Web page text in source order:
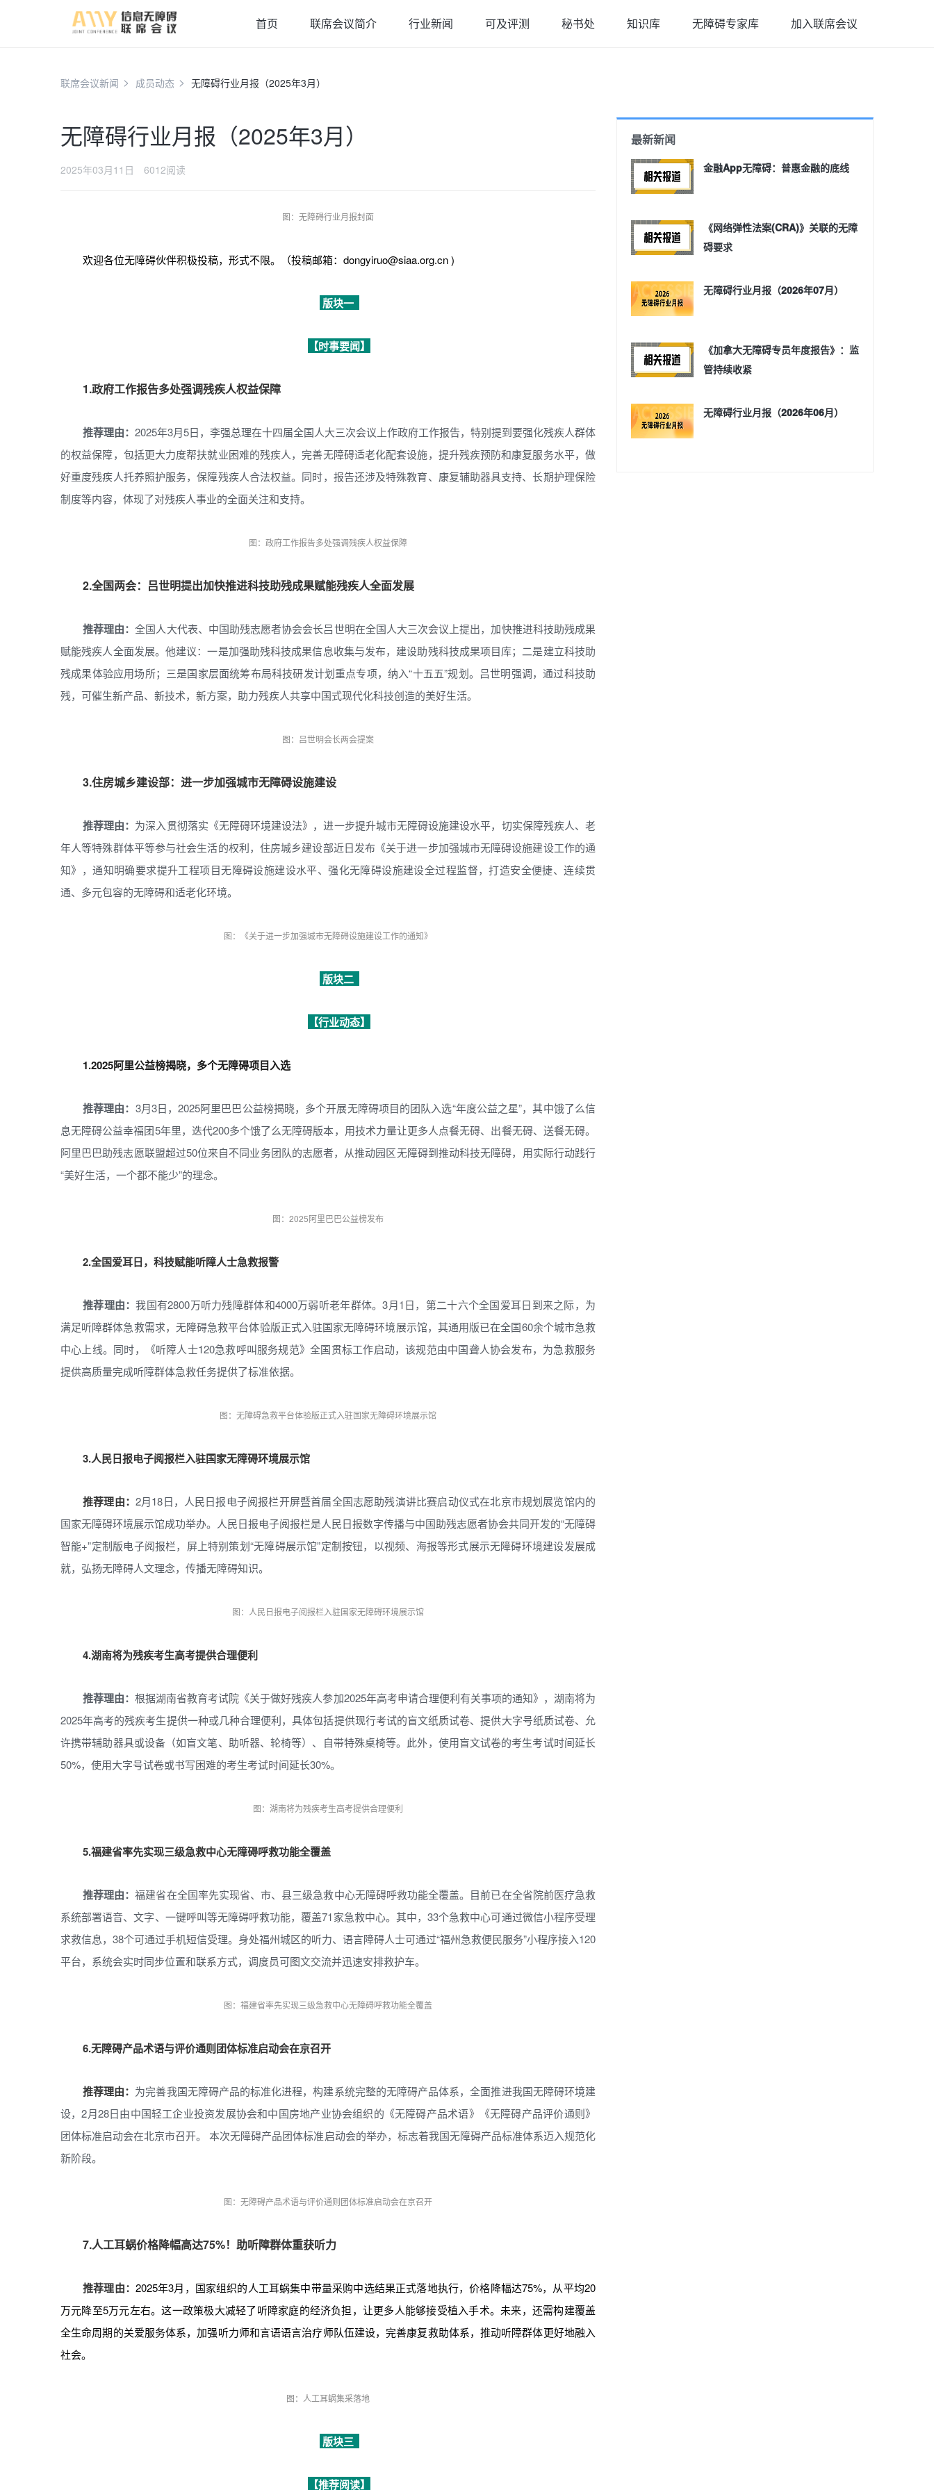
首页 联席会议简介 行业新闻 可及评测 秘书处 知识库 无障碍专家库 加入联席会议
联席会议新闻 成员动态 无障碍行业月报（2025年3月）
无障碍行业月报（2025年3月）
2025年03月11日 6012阅读
图：无障碍行业月报封面
欢迎各位无障碍伙伴积极投稿，形式不限。（投稿邮箱：dongyiruo@siaa.org.cn )
版块一
【时事要闻】
1.政府工作报告多处强调残疾人权益保障
推荐理由： 2025年3月5日，李强总理在十四届全国人大三次会议上作政府工作报告，特别提到要强化残疾人群体
的权益保障，包括更大力度帮扶就业困难的残疾人，完善无障碍适老化配套设施，提升残疾预防和康复服务水平，做
好重度残疾人托养照护服务，保障残疾人合法权益。同时，报告还涉及特殊教育、康复辅助器具支持、长期护理保险
制度等内容，体现了对残疾人事业的全面关注和支持。
图：政府工作报告多处强调残疾人权益保障
2.全国两会：吕世明提出加快推进科技助残成果赋能残疾人全面发展
推荐理由：全国人大代表、中国助残志愿者协会会长吕世明在全国人大三次会议上提出，加快推进科技助残成果
赋能残疾人全面发展。他建议：一是加强助残科技成果信息收集与发布，建设助残科技成果项目库；二是建立科技助
残成果体验应用场所；三是国家层面统筹布局科技研发计划重点专项，纳入“十五五”规划。吕世明强调，通过科技助
残，可催生新产品、新技术，新方案，助力残疾人共享中国式现代化科技创造的美好生活。
图：吕世明会长两会提案
3.住房城乡建设部：进一步加强城市无障碍设施建设
推荐理由： 为深入贯彻落实《无障碍环境建设法》，进一步提升城市无障碍设施建设水平，切实保障残疾人、老
年人等特殊群体平等参与社会生活的权利，住房城乡建设部近日发布《关于进一步加强城市无障碍设施建设工作的通
知》，通知明确要求提升工程项目无障碍设施建设水平、强化无障碍设施建设全过程监督，打造安全便捷、连续贯
通、多元包容的无障碍和适老化环境。
图：《关于进一步加强城市无障碍设施建设工作的通知》
版块二
【行业动态】
1.2025阿里公益榜揭晓，多个无障碍项目入选
推荐理由： 3月3日，2025阿里巴巴公益榜揭晓，多个开展无障碍项目的团队入选“年度公益之星”，其中饿了么信
息无障碍公益幸福团5年里，迭代200多个饿了么无障碍版本，用技术力量让更多人点餐无碍、出餐无碍、送餐无碍。
阿里巴巴助残志愿联盟超过50位来自不同业务团队的志愿者，从推动园区无障碍到推动科技无障碍，用实际行动践行
“美好生活，一个都不能少”的理念。
图：2025阿里巴巴公益榜发布
2.全国爱耳日，科技赋能听障人士急救报警
推荐理由：我国有2800万听力残障群体和4000万弱听老年群体。3月1日，第二十六个全国爱耳日到来之际，为
满足听障群体急救需求，无障碍急救平台体验版正式入驻国家无障碍环境展示馆，其通用版已在全国60余个城市急救
中心上线。同时，《听障人士120急救呼叫服务规范》全国贯标工作启动，该规范由中国聋人协会发布，为急救服务
提供高质量完成听障群体急救任务提供了标准依据。
图：无障碍急救平台体验版正式入驻国家无障碍环境展示馆
3.人民日报电子阅报栏入驻国家无障碍环境展示馆
推荐理由： 2月18日，人民日报电子阅报栏开屏暨首届全国志愿助残演讲比赛启动仪式在北京市规划展览馆内的
国家无障碍环境展示馆成功举办。人民日报电子阅报栏是人民日报数字传播与中国助残志愿者协会共同开发的“无障碍
智能+”定制版电子阅报栏，屏上特别策划“无障碍展示馆”定制按钮，以视频、海报等形式展示无障碍环境建设发展成
就，弘扬无障碍人文理念，传播无障碍知识。
图：人民日报电子阅报栏入驻国家无障碍环境展示馆
4.湖南将为残疾考生高考提供合理便利
推荐理由：根据湖南省教育考试院《关于做好残疾人参加2025年高考申请合理便利有关事项的通知》，湖南将为
2025年高考的残疾考生提供一种或几种合理便利，具体包括提供现行考试的盲文纸质试卷、提供大字号纸质试卷、允
许携带辅助器具或设备（如盲文笔、助听器、轮椅等）、自带特殊桌椅等。此外，使用盲文试卷的考生考试时间延长
50%，使用大字号试卷或书写困难的考生考试时间延长30%。
图：湖南将为残疾考生高考提供合理便利
5.福建省率先实现三级急救中心无障碍呼救功能全覆盖
推荐理由：福建省在全国率先实现省、市、县三级急救中心无障碍呼救功能全覆盖。目前已在全省院前医疗急救
系统部署语音、文字、一键呼叫等无障碍呼救功能，覆盖71家急救中心。其中，33个急救中心可通过微信小程序受理
求救信息，38个可通过手机短信受理。身处福州城区的听力、语言障碍人士可通过“福州急救便民服务”小程序接入120
平台，系统会实时同步位置和联系方式，调度员可图文交流并迅速安排救护车。
图：福建省率先实现三级急救中心无障碍呼救功能全覆盖
6.无障碍产品术语与评价通则团体标准启动会在京召开
推荐理由： 为完善我国无障碍产品的标准化进程，构建系统完整的无障碍产品体系，全面推进我国无障碍环境建
设，2月28日由中国轻工企业投资发展协会和中国房地产业协会组织的《无障碍产品术语》《无障碍产品评价通则》
团体标准启动会在北京市召开。 本次无障碍产品团体标准启动会的举办，标志着我国无障碍产品标准体系迈入规范化
新阶段。
图：无障碍产品术语与评价通则团体标准启动会在京召开
7.人工耳蜗价格降幅高达75%！助听障群体重获听力
推荐理由： 2025年3月，国家组织的人工耳蜗集中带量采购中选结果正式落地执行，价格降幅达75%，从平均20
万元降至5万元左右。这一政策极大减轻了听障家庭的经济负担，让更多人能够接受植入手术。未来，还需构建覆盖
全生命周期的关爱服务体系，加强听力师和言语语言治疗师队伍建设，完善康复救助体系，推动听障群体更好地融入
社会。
图：人工耳蜗集采落地
版块三
【推荐阅读】
最新新闻
金融App无障碍：普惠金融的底线
《网络弹性法案(CRA)》关联的无障
碍要求
无障碍行业月报（2026年07月）
《加拿大无障碍专员年度报告》：监
管持续收紧
无障碍行业月报（2026年06月）